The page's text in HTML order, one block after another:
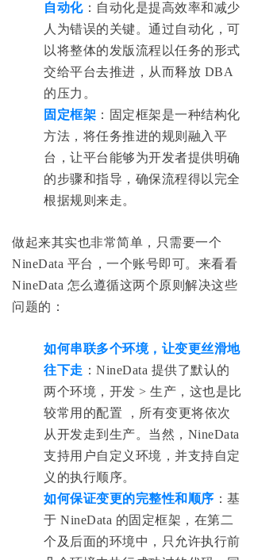
自动化：自动化是提高效率和减少
人为错误的关键。通过自动化，可
以将整体的发版流程以任务的形式
交给平台去推进，从而释放 DBA
的压力。
固定框架 ：固定框架是一种结构化
方法，将任务推进的规则融入平
台，让平台能够为开发者提供明确
的步骤和指导，确保流程得以完全
根据规则来走。
做起来其实也非常简单，只需要一个
NineData 平台，一个账号即可。来看看
NineData 怎么遵循这两个原则解决这些
问题的：
如何串联多个环境，让变更丝滑地
往下走 ：NineData 提供了默认的
两个环境，开发 > 生产，这也是比
较常用的配置 ，所有变更将依次
从开发走到生产。当然，NineData
支持用户自定义环境，并支持自定
义的执行顺序。
如何保证变更的完整性和顺序 ：基
于 NineData 的固定框架，在第二
个及后面的环境中，只允许执行前